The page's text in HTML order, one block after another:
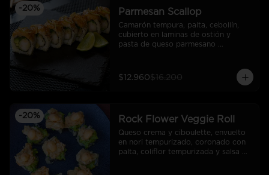
-20% Parmesan Scallop
Camarón tempura, palta, cebollín,
cubierto en laminas de ostión y
pasta de queso parmesano
$12.960$16.200
-20% Rock Flower Veggie Roll
Queso crema y ciboulette, envuelto
en nori tempurizado, coronado con
palta, coliflor tempurizada y salsa